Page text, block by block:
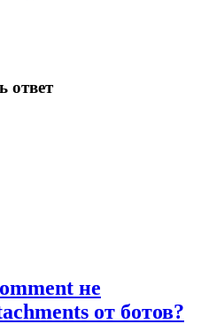
ответ
не
от ботов?